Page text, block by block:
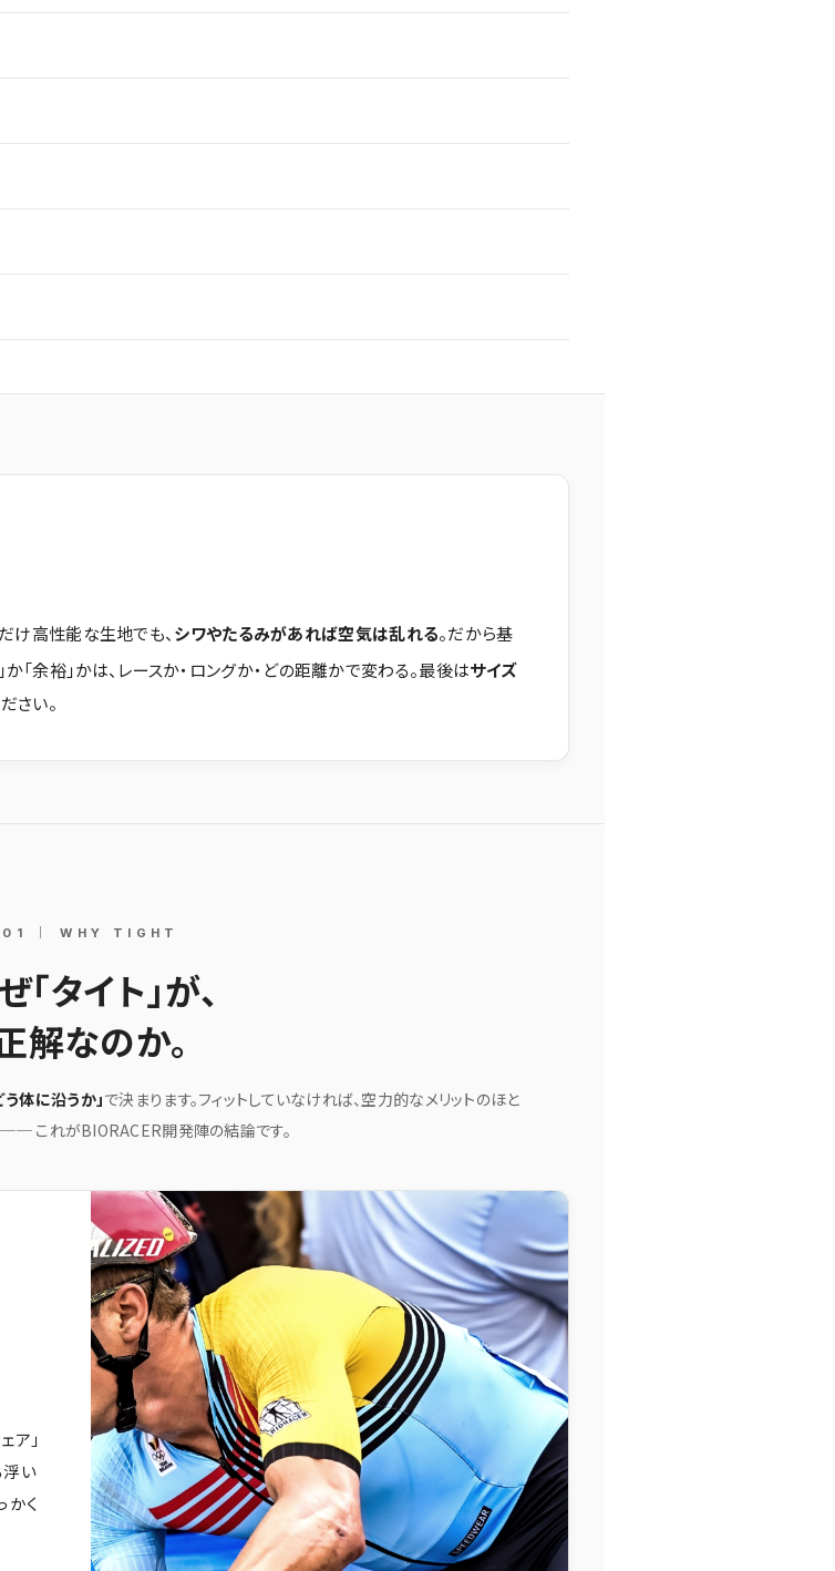
け高性能な生地でも、 シワやたるみがあれば空気は乱れる。だから基
「余裕」かは、レースか・ロングか・どの距離かで変わる。最後はサイズ
さい。
01 ｜ WHY TIGHT
「タイト」が、
解なのか。
体に沿うか」で決まります。フィットしていなければ、空力的なメリットのほと
これがBIORACER開発陣の結論です。
ア」
浮い
かく